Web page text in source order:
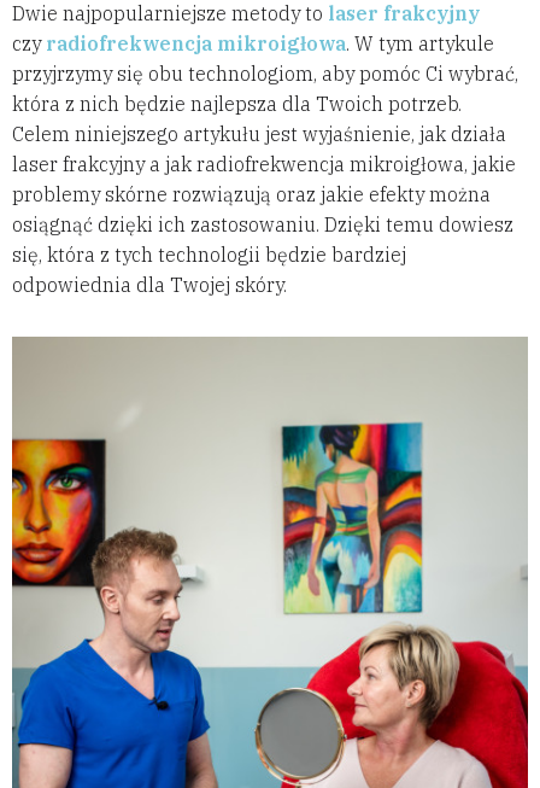
Dwie najpopularniejsze metody to laser frakcyjny
czy radiofrekwencja mikroigłowa. W tym artykule
przyjrzymy się obu technologiom, aby pomóc Ci wybrać,
która z nich będzie najlepsza dla Twoich potrzeb.
Celem niniejszego artykułu jest wyjaśnienie, jak działa
laser frakcyjny a jak radiofrekwencja mikroigłowa, jakie
problemy skórne rozwiązują oraz jakie efekty można
osiągnąć dzięki ich zastosowaniu. Dzięki temu dowiesz
się, która z tych technologii będzie bardziej
odpowiednia dla Twojej skóry.